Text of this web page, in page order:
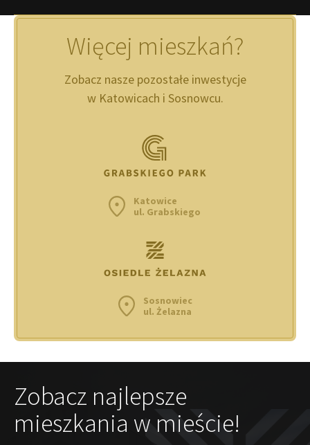
Więcej mieszkań?
Zobacz nasze pozostałe inwestycje
w Katowicach i Sosnowcu.
Katowice
ul. Grabskiego
Sosnowiec
ul. Żelazna
Zobacz najlepsze
mieszkania w mieście!